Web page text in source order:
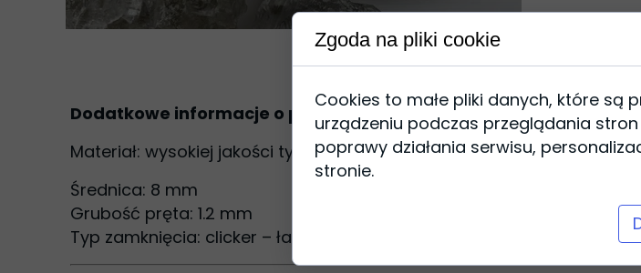
Dodatkowe informacje o produkcie
Materiał: wysokiej jakości tytan ASTM F136 – hipoalergiczny,
Średnica: 8 mm
Grubość pręta: 1.2 mm
Typ zamknięcia: clicker – łatwy w założeniu i trwały w noszeniu
Zgoda na pliki cookie
Cookies to małe pliki danych, które są
urządzeniu podczas przeglądania
poprawy działania serwisu,
stronie.